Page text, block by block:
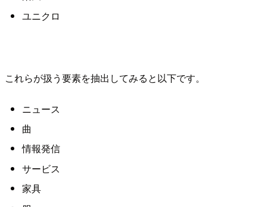
ユニクロ
これらが扱う要素を抽出してみると以下です。
ニュース
曲
情報発信
サービス
家具